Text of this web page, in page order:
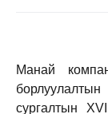
Манай
сургалтын